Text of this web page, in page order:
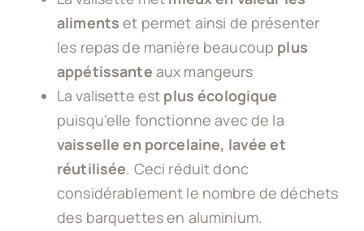
alimentset permet ainsi de présenter
les repas de manière beaucoup plus
appétissante aux mangeurs
La valisette est plus écologique
puisqu’elle fonctionne avec de la
vaisselle en porcelaine, lavée et
réutilisée. Ceci réduit donc
considérablement le nombre de déchets
des barquettes en aluminium.